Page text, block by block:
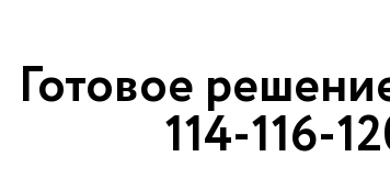
Готовое
114-116-